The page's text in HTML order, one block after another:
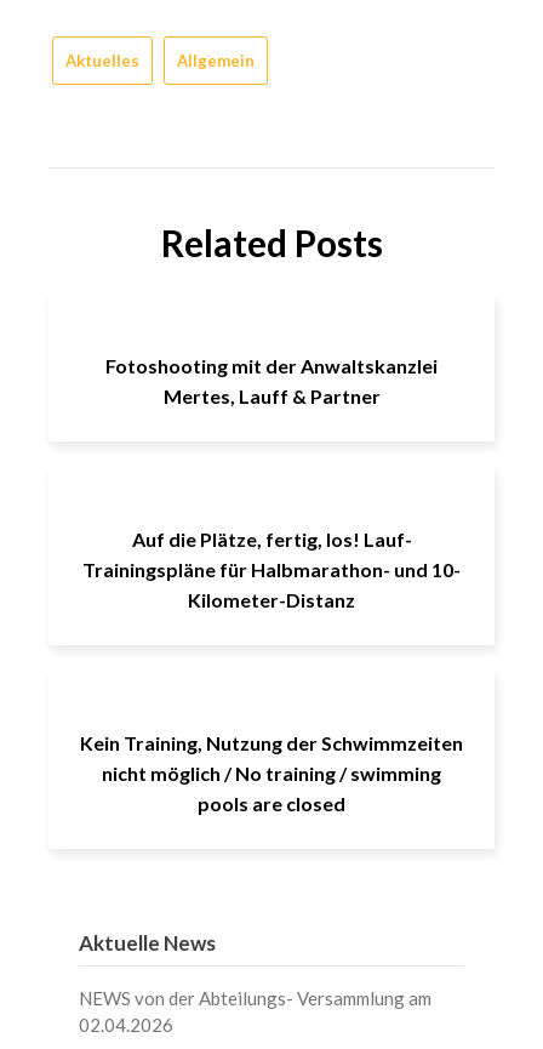
Aktuelles Allgemein
Related Posts
Fotoshooting mit der Anwaltskanzlei
Mertes, Lauff & Partner
Auf die Plätze, fertig, los! Lauf-
Trainingspläne für Halbmarathon- und 10-
Kilometer-Distanz
Kein Training, Nutzung der Schwimmzeiten
nicht möglich / No training / swimming
pools are closed
Aktuelle News
NEWS von der Abteilungs- Versammlung am
02.04.2026